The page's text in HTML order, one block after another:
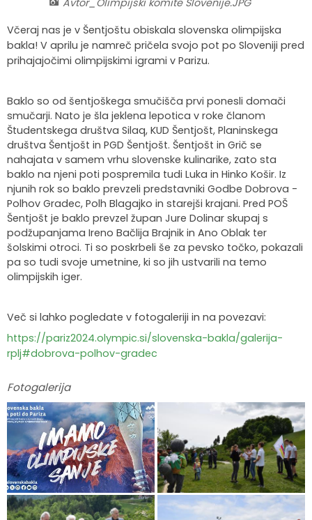
Avtor_Olimpijski komite Slovenije.JPG
Včeraj nas je v Šentjoštu obiskala slovenska olimpijska
bakla! V aprilu je namreč pričela svojo pot po Sloveniji pred
prihajajočimi olimpijskimi igrami v Parizu.
Baklo so od šentjoškega smučišča prvi ponesli domači
smučarji. Nato je šla jeklena lepotica v roke članom
Študentskega društva Silaq, KUD Šentjošt, Planinskega
društva Šentjošt in PGD Šentjošt. Šentjošt in Grič se
nahajata v samem vrhu slovenske kulinarike, zato sta
baklo na njeni poti pospremila tudi Luka in Hinko Košir. Iz
njunih rok so baklo prevzeli predstavniki Godbe Dobrova -
Polhov Gradec, Polh Blagajko in starejši krajani. Pred POŠ
Šentjošt je baklo prevzel župan Jure Dolinar skupaj s
podžupanjama Ireno Bačlija Brajnik in Ano Oblak ter
šolskimi otroci. Ti so poskrbeli še za pevsko točko, pokazali
pa so tudi svoje umetnine, ki so jih ustvarili na temo
olimpijskih iger.
Več si lahko pogledate v fotogaleriji in na povezavi:
https://pariz2024.olympic.si/slovenska-bakla/galerija-
rplj#dobrova-polhov-gradec
Fotogalerija
Gasilstvo in civilna zaščita
Turistična taksa
Predlagajte občini
Oskrba najdenih živali
Organizacije s področja socialnega varstva
Lokalni ponudniki hrane in izdelkov
Župnije
Osmrtnice
Režijski obrat